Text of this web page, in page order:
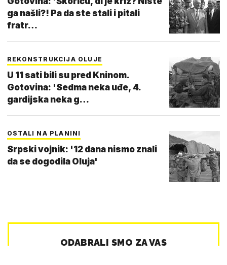
ga našli?! Pa da ste stali i pitali
fratr…
REKONSTRUKCIJA OLUJE
U 11 sati bili su pred Kninom.
Gotovina: 'Sedma neka uđe, 4.
gardijska neka g…
OSTALI NA PLANINI
Srpski vojnik: '12 dana nismo znali
da se dogodila Oluja'